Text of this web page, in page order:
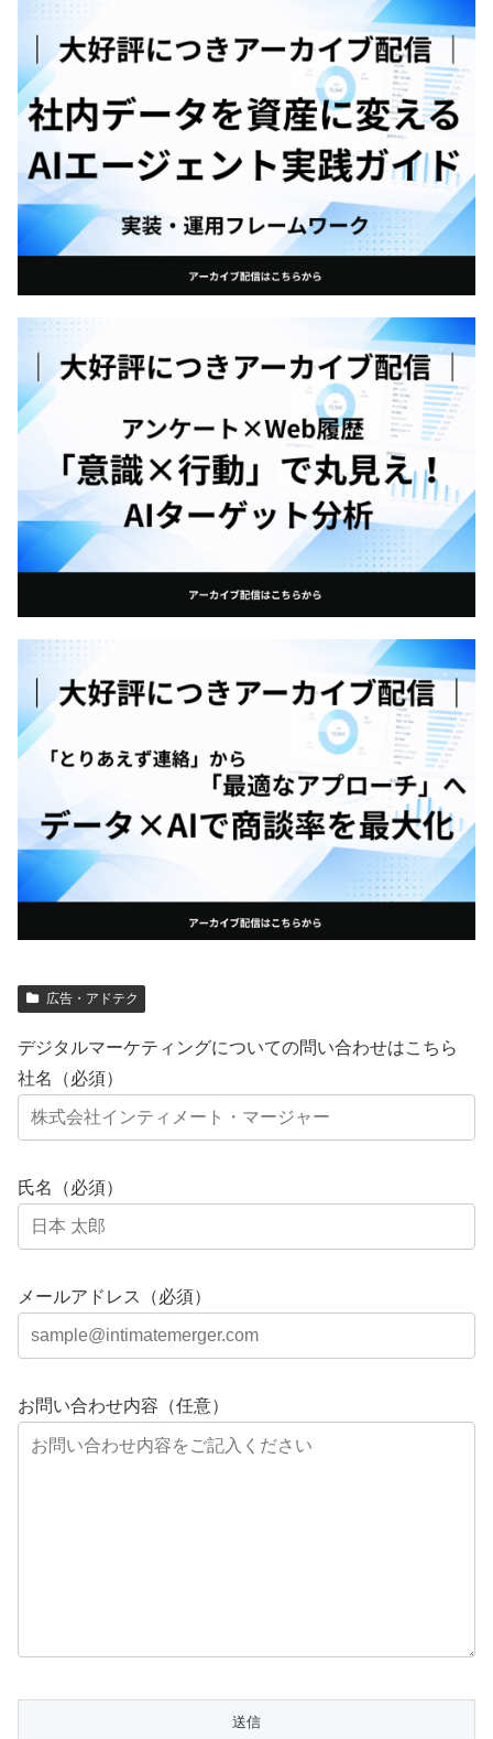
広告・アドテク
デジタルマーケティングについての問い合わせはこちら
社名（必須）
氏名（必須）
メールアドレス（必須）
お問い合わせ内容（任意）